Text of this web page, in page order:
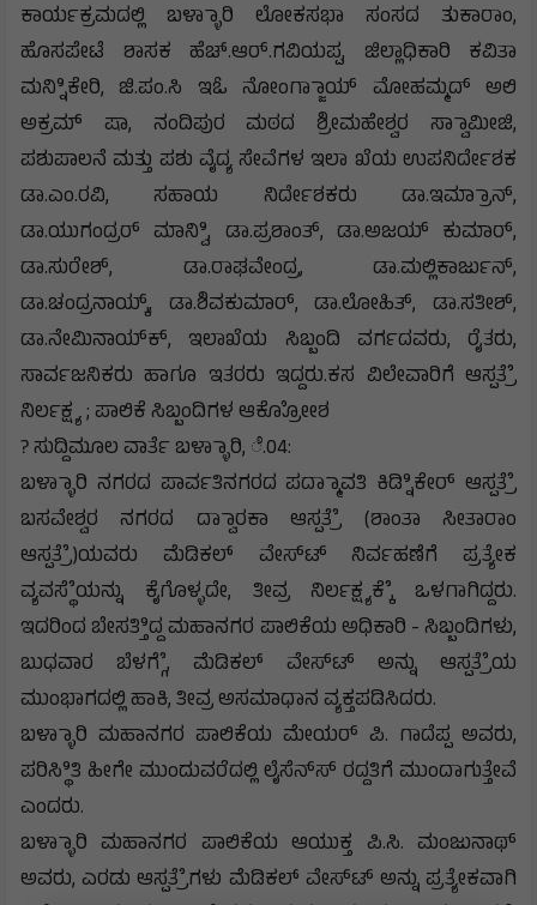
ಕಾರ್ಯಕ್ರಮದಲ್ಲಿ ಬಳ್ಳಾಾರಿ ಲೋಕಸಭಾ ಸಂಸದ ತುಕಾರಾಂ,
ಹೊಸಪೇಟೆ ಶಾಸಕ ಹೆಚ್.ಆರ್.ಗವಿಯಪ್ಪ, ಜಿಲ್ಲಾಧಿಕಾರಿ ಕವಿತಾ
ಮನ್ನಿಿಕೇರಿ, ಜಿ.ಪಂ.ಸಿ ಇಓ ನೋಂಗ್ಜಾಾಯ್ ಮೋಹಮ್ಮದ್ ಅಲಿ
ಅಕ್ರಮ್ ಷಾ, ನಂದಿಪುರ ಮಠದ ಶ್ರೀಮಹೇಶ್ವರ ಸ್ವಾಾಮೀಜಿ,
ಪಶುಪಾಲನೆ ಮತ್ತು ಪಶು ವೈದ್ಯ ಸೇವೆಗಳ ಇಲಾ ಖೆಯ ಉಪನಿರ್ದೇಶಕ
ಡಾ.ಎಂ.ರವಿ, ಸಹಾಯ ನಿರ್ದೇಶಕರು ಡಾ.ಇಮ್ರಾಾನ್,
ಡಾ.ಯುಗಂದ್ರರ್ ಮಾನ್ವಿಿ, ಡಾ.ಪ್ರಶಾಂತ್, ಡಾ.ಅಜಯ್ ಕುಮಾರ್,
ಡಾ.ಸುರೇಶ್, ಡಾ.ರಾಘವೇಂದ್ರ, ಡಾ.ಮಲ್ಲಿಕಾರ್ಜುನ್,
ಡಾ.ಚಂದ್ರನಾಯ್ಕ್, ಡಾ.ಶಿವಕುಮಾರ್, ಡಾ.ಲೋಹಿತ್, ಡಾ.ಸತೀಶ್,
ಡಾ.ನೇಮಿನಾಯ್‌ಕ್‌, ಇಲಾಖೆಯ ಸಿಬ್ಬಂದಿ ವರ್ಗದವರು, ರೈತರು,
ಸಾರ್ವಜನಿಕರು ಹಾಗೂ ಇತರರು ಇದ್ದರು.ಕಸ ವಿಲೇವಾರಿಗೆ ಆಸ್ಪತ್ರೆೆ
ನಿರ್ಲಕ್ಷ್ಯ ; ಪಾಲಿಕೆ ಸಿಬ್ಬಂದಿಗಳ ಆಕ್ರೋೋಶ
? ಸುದ್ದಿಮೂಲ ವಾರ್ತೆ ಬಳ್ಳಾಾರಿ, ೆ.04:
ಬಳ್ಳಾಾರಿ ನಗರದ ಪಾರ್ವತಿನಗರದ ಪದ್ಮಾಾವತಿ ಕಿಡ್ನಿಿಕೇರ್ ಆಸ್ಪತ್ರೆೆ
ಬಸವೇಶ್ವರ ನಗರದ ದ್ವಾಾರಕಾ ಆಸ್ಪತ್ರೆೆ (ಶಾಂತಾ ಸೀತಾರಾಂ
ಆಸ್ಪತ್ರೆೆ)ಯವರು ಮೆಡಿಕಲ್ ವೇಸ್‌ಟ್‌ ನಿರ್ವಹಣೆಗೆ ಪ್ರತ್ಯೇಕ
ವ್ಯವಸ್ಥೆೆಯನ್ನು ಕೈಗೊಳ್ಳದೇ, ತೀವ್ರ ನಿರ್ಲಕ್ಷ್ಯಕ್ಕೆೆ ಒಳಗಾಗಿದ್ದರು.
ಇದರಿಂದ ಬೇಸತ್ತಿಿದ್ದ ಮಹಾನಗರ ಪಾಲಿಕೆಯ ಅಧಿಕಾರಿ - ಸಿಬ್ಬಂದಿಗಳು,
ಬುಧವಾರ ಬೆಳಗ್ಗೆೆ, ಮೆಡಿಕಲ್ ವೇಸ್‌ಟ್‌ ಅನ್ನು ಆಸ್ಪತ್ರೆೆಯ
ಮುಂಭಾಗದಲ್ಲಿ ಹಾಕಿ, ತೀವ್ರ ಅಸಮಾಧಾನ ವ್ಯಕ್ತಪಡಿಸಿದರು.
ಬಳ್ಳಾಾರಿ ಮಹಾನಗರ ಪಾಲಿಕೆಯ ಮೇಯರ್ ಪಿ. ಗಾದೆಪ್ಪ ಅವರು,
ಪರಿಸ್ಥಿಿತಿ ಹೀಗೇ ಮುಂದುವರೆದಲ್ಲಿ ಲೈಸೆನ್‌ಸ್‌ ರದ್ದತಿಗೆ ಮುಂದಾಗುತ್ತೇವೆ
ಎಂದರು.
ಬಳ್ಳಾಾರಿ ಮಹಾನಗರ ಪಾಲಿಕೆಯ ಆಯುಕ್ತ ಪಿ.ಸಿ. ಮಂಜುನಾಥ್
ಅವರು, ಎರಡು ಆಸ್ಪತ್ರೆೆಗಳು ಮೆಡಿಕಲ್ ವೇಸ್‌ಟ್‌ ಅನ್ನು ಪ್ರತ್ಯೇಕವಾಗಿ